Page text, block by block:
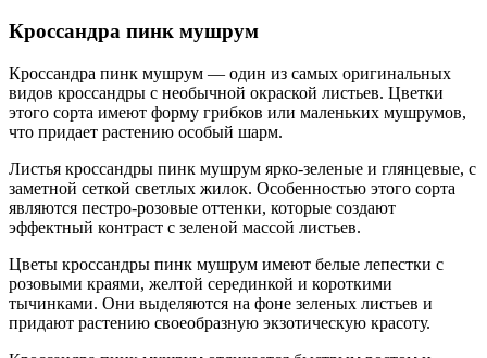
Кроссандра пинк мушрум
Кроссандра пинк мушрум — один из самых оригинальных
видов кроссандры с необычной окраской листьев. Цветки
этого сорта имеют форму грибков или маленьких мушрумов,
что придает растению особый шарм.
Листья кроссандры пинк мушрум ярко-зеленые и глянцевые, с
заметной сеткой светлых жилок. Особенностью этого сорта
являются пестро-розовые оттенки, которые создают
эффектный контраст с зеленой массой листьев.
Цветы кроссандры пинк мушрум имеют белые лепестки с
розовыми краями, желтой серединкой и короткими
тычинками. Они выделяются на фоне зеленых листьев и
придают растению своеобразную экзотическую красоту.